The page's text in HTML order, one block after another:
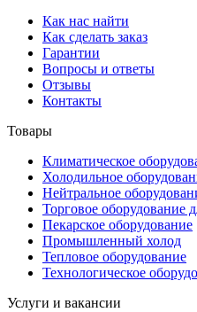
Как нас найти
Как сделать заказ
Гарантии
Вопросы и ответы
Отзывы
Контакты
Товары
Климатическое
Холодильное
Нейтральное
Торговое оборудование
Пекарское оборудование
Промышленный холод
Тепловое оборудование
Технологическое
Услуги и вакансии